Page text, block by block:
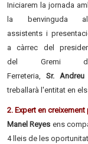
Iniciarem la jornada
la benvinguda
assistents i
a càrrec del
del Gremi
Ferreteria, Sr.
treballarà l'entitat en
2. Expert en
Manel Reyes ens
4 lleis de les